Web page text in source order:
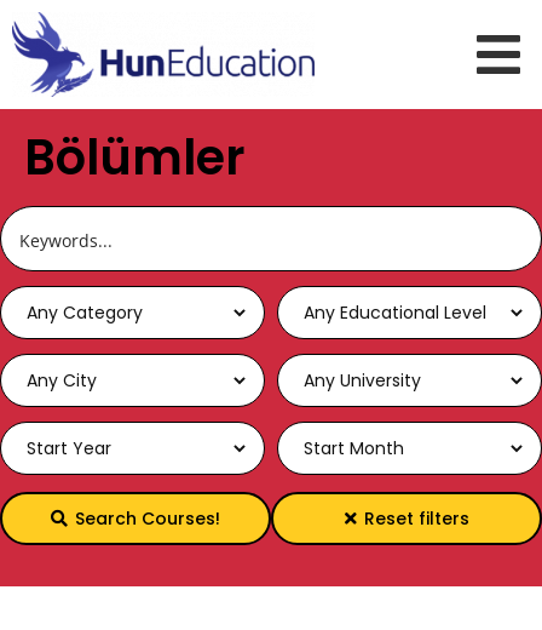
Bölümler
Search Courses! Reset filters